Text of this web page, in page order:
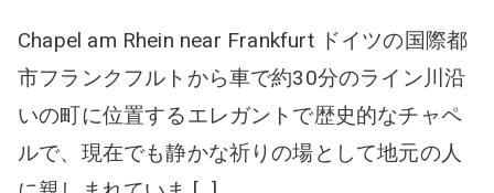
Chapel am Rhein near Frankfurt ドイツの国際都
市フランクフルトから車で約30分のライン川沿
いの町に位置するエレガントで歴史的なチャペ
ルで、現在でも静かな祈りの場として地元の人